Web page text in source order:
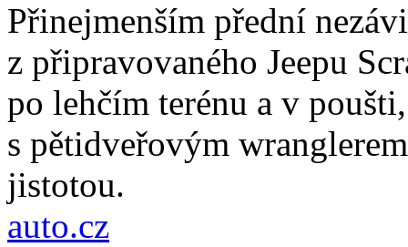
Přinejmenším přední
z připravovaného Jeepu
po lehčím terénu a v
s pětidveřovým
jistotou.
auto.cz